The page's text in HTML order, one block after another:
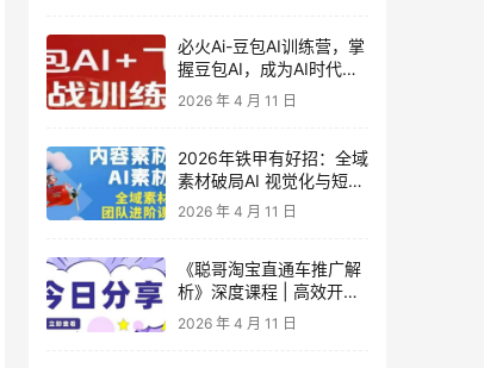
必火Ai-豆包AI训练营，掌
握豆包AI，成为AI时代的
全能型人才
2026 年 4 月 11 日
2026年铁甲有好招：全域
素材破局AI 视觉化与短剧
营销实战指南——高效增
策略
2026 年 4 月 11 日
《聪哥淘宝直通车推广解
析》深度课程 | 高效开
车、极速投产系统实操课
2026 年 4 月 11 日